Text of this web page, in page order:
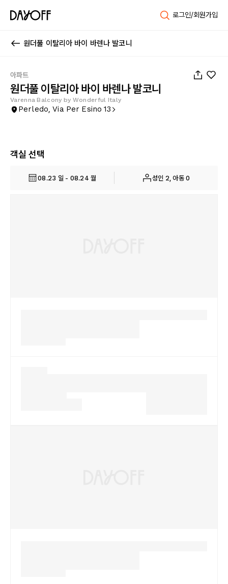
로그인/회원가입
원더풀 이탈리아 바이 바렌나 발코니
아파트
원더풀 이탈리아 바이 바렌나 발코니
Varenna Balcony by Wonderful Italy
Perledo, Via Per Esino 13
객실 선택
08.23 일 - 08.24 월 성인 2, 아동 0